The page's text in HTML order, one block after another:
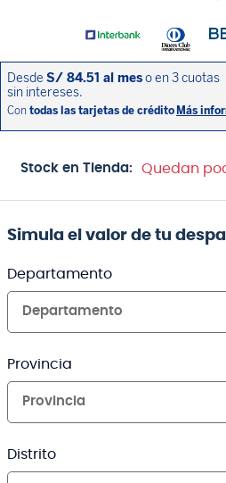
Stock en Tienda: Quedan
Simula el valor de tu
Departamento
Departamento
Provincia
Provincia
Distrito